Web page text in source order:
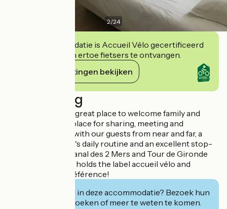
2/24
Deze accommodatie is Accueil Vélo gecertificeerd
en verbindt zich ertoe fietsers te ontvangen.
Haar verplichtingen bekijken
Beschrijving
Villa l'Estuaire is a great place to welcome family and
friends. It's also a place for sharing, meeting and
exchanging ideas with our guests from near and far, a
break in everyone's daily routine and an excellent stop-
off point on the Canal des 2 Mers and Tour de Gironde
cycle routes. Now holds the label accueil vélo and
chambre d'hôte référence!
Geïnteresseerd in deze accommodatie? Bezoek hun
website om te boeken of meer te weten te komen.